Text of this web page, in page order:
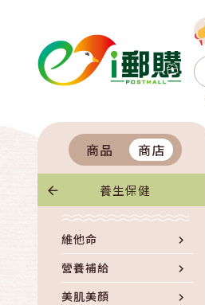
商品 商店
養生保健
維他命
營養補給
美肌美顏